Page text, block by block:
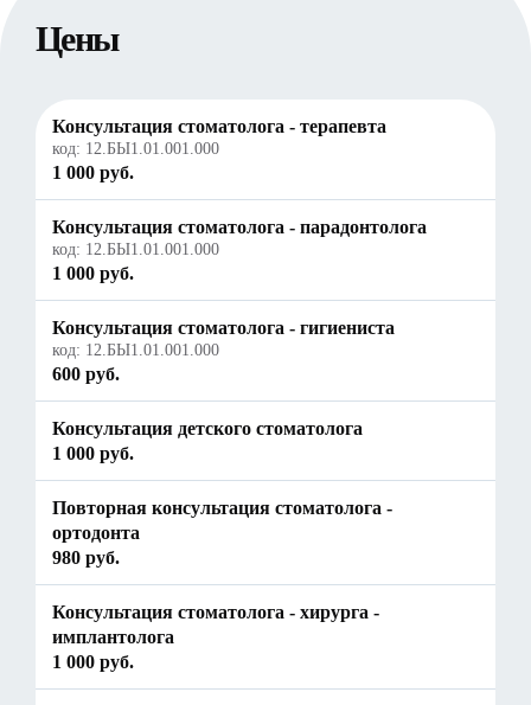
Цены
Консультация стоматолога - терапевта
код: 12.БЫ1.01.001.000
1 000 руб.
Консультация стоматолога - парадонтолога
код: 12.БЫ1.01.001.000
1 000 руб.
Консультация стоматолога - гигиениста
код: 12.БЫ1.01.001.000
600 руб.
Консультация детского стоматолога
1 000 руб.
Повторная консультация стоматолога -
ортодонта
980 руб.
Консультация стоматолога - хирурга -
имплантолога
1 000 руб.